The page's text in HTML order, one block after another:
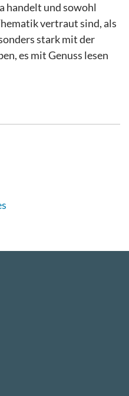
handelt und sowohl
vertraut sind, als
stark mit der
es mit Genuss lesen